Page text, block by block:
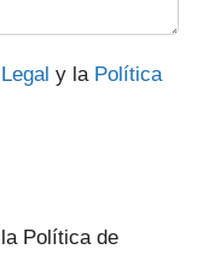
y la Política
Política de